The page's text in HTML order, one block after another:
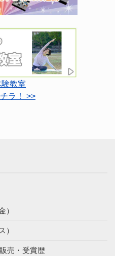
教室
ラ！ >>
）
）
売・受賞歴